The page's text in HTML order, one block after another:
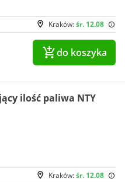
Kraków:śr. 12.08
do koszyka
ilość paliwa NTY
Kraków:śr. 12.08